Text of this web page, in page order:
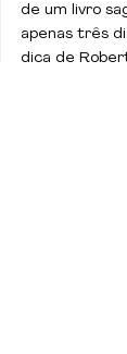
de um livro
apenas três
dica de